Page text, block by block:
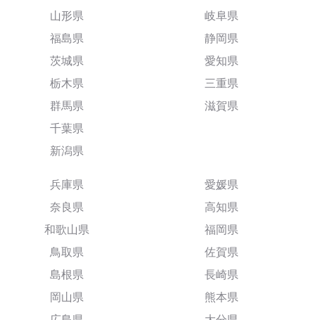
山形県
福島県
茨城県
栃木県
群馬県
千葉県
新潟県
岐阜県
静岡県
愛知県
三重県
滋賀県
兵庫県
奈良県
和歌山県
鳥取県
島根県
岡山県
愛媛県
高知県
福岡県
佐賀県
長崎県
熊本県